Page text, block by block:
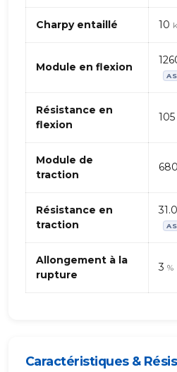
PE,
générique
de
Charpy entaillé 10
Module en flexion
Résistance en
flexion
105
Module de
traction
Résistance en
traction
Allongement à la
rupture
3 %
Caractéristiques &